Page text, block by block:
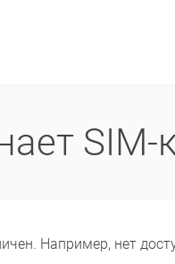
SIM-
Например, нет